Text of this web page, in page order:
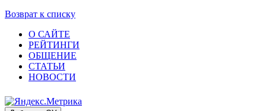
Возврат к списку
О САЙТЕ
РЕЙТИНГИ
ОБЩЕНИЕ
СТАТЬИ
НОВОСТИ